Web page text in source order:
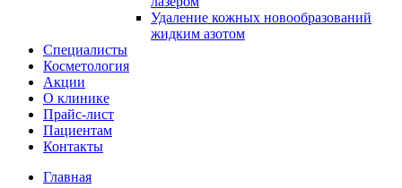
Удаление кожных новообразований
жидким азотом
Специалисты
Косметология
Акции
О клинике
Прайс-лист
Пациентам
Контакты
Главная